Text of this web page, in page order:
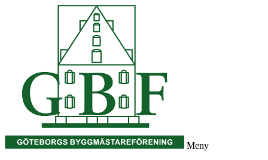
Meny